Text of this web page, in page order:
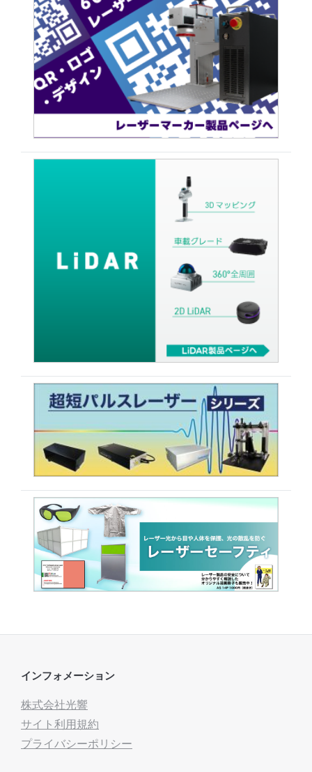
インフォメーション
株式会社光響
サイト利用規約
プライバシーポリシー